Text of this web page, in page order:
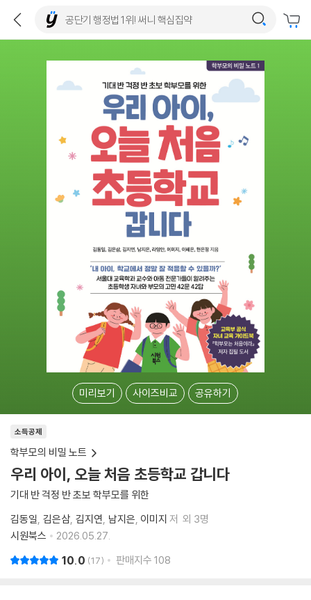
미리보기 사이즈비교 공유하기
소득공제
학부모의 비밀 노트
우리 아이, 오늘 처음 초등학교 갑니다
기대 반 걱정 반 초보 학부모를 위한
김동일 김은삼 김지연 남지은 이미지 저 외 3명
시원북스
2026.05.27.
10.0 17 판매지수 108